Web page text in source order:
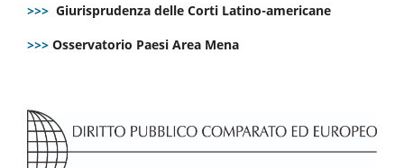
>>> Giurisprudenza delle Corti Latino-americane
>>> Osservatorio Paesi Area Mena